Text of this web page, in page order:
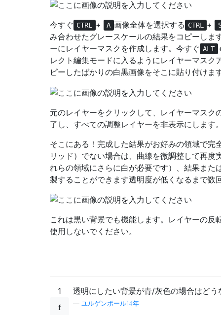
今すぐ CTRL + A 画像全体を選択する CTRL +
み合わせたグレースケールの結果をコピーしま
ーにレイヤーマスクを作成します。今すぐ ALT
レクト編集モードに入るようにレイヤーマスク
ピーしたばかりの白黒画像をそこに貼り付けま
元のレイヤーをクリックして、レイヤーマスク
了し、すべての調整レイヤーを非表示にします
そこにある！完成した結果がお好みの領域で完
リッド）でない場合は、曲線を微調整して再度
れらの領域にさらに白が必要です）、結果また
製することができます透明度が低くなるまで数
これは黒い背景でも機能します。レイヤーの反
使用しないでください。
1 透明にしたい背景が青/灰色の場合はどう
ユルゲンポール14年